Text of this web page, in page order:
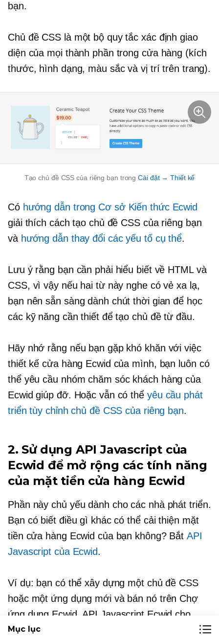
bạn.
Chủ đề CSS là một bộ quy tắc xác định giao
diện của mọi thành phần trong cửa hàng (kích
thước, hình dạng, màu sắc và vị trí trên trang).
Tạo chủ đề CSS của riêng bạn trongCài đặt → Thiết kế
Có hướng dẫn trong Cơ sở Kiến thức Ecwid
giải thích cách tạo chủ đề CSS của riêng bạn
và hướng dẫn thay đổi các yếu tố cụ thể.
Lưu ý rằng bạn cần phải hiểu biết về HTML và
CSS, vì vậy nếu hai từ này nghe có vẻ xa lạ,
bạn nên sẵn sàng dành chút thời gian để học
các kỹ năng cần thiết để tạo chủ đề từ đầu.
Hãy nhớ rằng nếu bạn gặp khó khăn với việc
thiết kế cửa hàng Ecwid của mình, bạn luôn có
thể yêu cầu nhóm chăm sóc khách hàng của
Ecwid giúp đỡ. Hoặc vẫn có thể yêu cầu phát
triển tùy chỉnh chủ đề CSS của riêng bạn.
2. Sử dụng API Javascript của
Ecwid để mở rộng các tính năng
của mặt tiền cửa hàng Ecwid
Phần này chủ yếu dành cho các nhà phát triển.
Bạn có biết điều gì khác có thể cải thiện mặt
tiền cửa hàng Ecwid của bạn không? BắtAPI
Javascript của Ecwid.
Ví dụ: bạn có thể xây dựng một chủ đề CSS
hoặc một ứng dụng mới và bán nó trên Chợ
ứng dụng Ecwid. API Javascript Ecwid cho
phép bạn thay đổi hoàn toàn giao diện cửa
Mục lục